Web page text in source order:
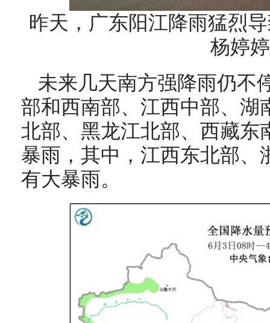
昨天，广东阳江降雨猛烈
杨婷
未来几天南方强降雨仍不
部和西南部、江西中部、湖
北部、黑龙江北部、西藏东
暴雨，其中，江西东北部、
有大暴雨。